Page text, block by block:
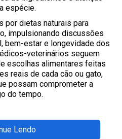
espécie.
por dietas naturais para
impulsionando discussões
bem-estar e longevidade dos
veterinários seguem
escolhas alimentares feitas
reais de cada cão ou gato,
possam comprometer a
do tempo.
Lendo